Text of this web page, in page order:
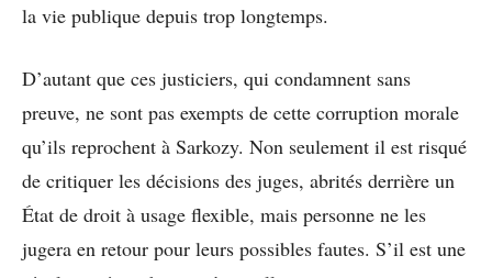
la vie publique depuis trop longtemps.
D’autant que ces justiciers, qui condamnent sans
preuve, ne sont pas exempts de cette corruption morale
qu’ils reprochent à Sarkozy. Non seulement il est risqué
de critiquer les décisions des juges, abrités derrière un
État de droit à usage flexible, mais personne ne les
jugera en retour pour leurs possibles fautes. S’il est une